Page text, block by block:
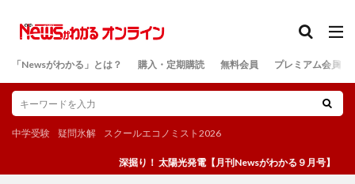
「Newsがわかる」とは？ 購入・定期購読 無料会員 プレミアム会員
中学受験 疑問氷解 スクールエコノミスト2026
深掘り！ 太陽光発電【月刊Newsがわかる９月号】
検索